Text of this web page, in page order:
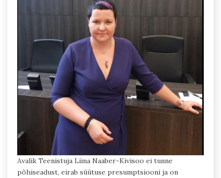
Avalik Teenistuja Liina Naaber-Kivisoo ei tunne
põhiseadust, eirab süütuse presumptsiooni ja on